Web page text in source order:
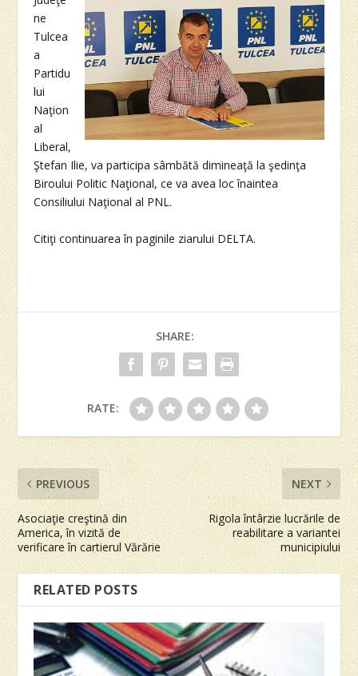
ne
Tulcea
a
Partidu
lui
Naţion
al
Liberal,
Ştefan Ilie, va participa sâmbătă dimineaţă la şedinţa
Biroului Politic Naţional, ce va avea loc înaintea
Consiliului Naţional al PNL.
Citiţi continuarea în paginile ziarului DELTA.
SHARE:
RATE:
PREVIOUS
Asociaţie creştină din
America, în vizită de
verificare în cartierul Vărărie
NEXT
Rigola întârzie lucrările de
reabilitare a variantei
municipiului
RELATED POSTS